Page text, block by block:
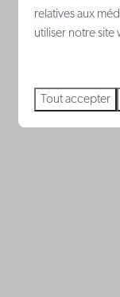
relatives aux
utiliser notre site
Tout accepter